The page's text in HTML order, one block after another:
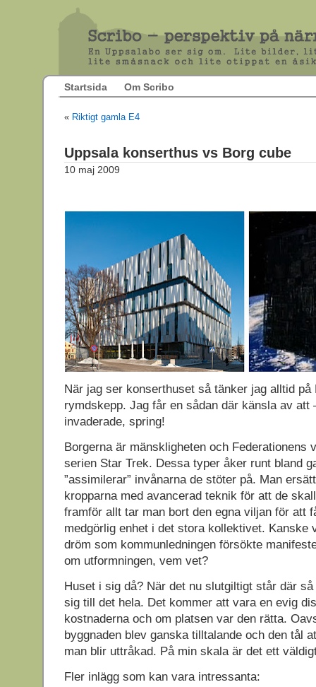
Startsida Om Scribo
« Riktigt gamla E4
Uppsala konserthus vs Borg cube
10 maj 2009
När jag ser konserthuset så tänker jag alltid på
rymdskepp. Jag får en sådan där känsla av att
invaderade, spring!
Borgerna är mänskligheten och Federationens
serien Star Trek. Dessa typer åker runt bland
”assimilerar” invånarna de stöter på. Man
kropparna med avancerad teknik för att de
framför allt tar man bort den egna viljan för att
medgörlig enhet i det stora kollektivet. Kanske
dröm som kommunledningen försökte
om utformningen, vem vet?
Huset i sig då? När det nu slutgiltigt står där
sig till det hela. Det kommer att vara en evig
kostnaderna och om platsen var den rätta.
byggnaden blev ganska tilltalande och den tål
man blir uttråkad. På min skala är det ett
Fler inlägg som kan vara intressanta: